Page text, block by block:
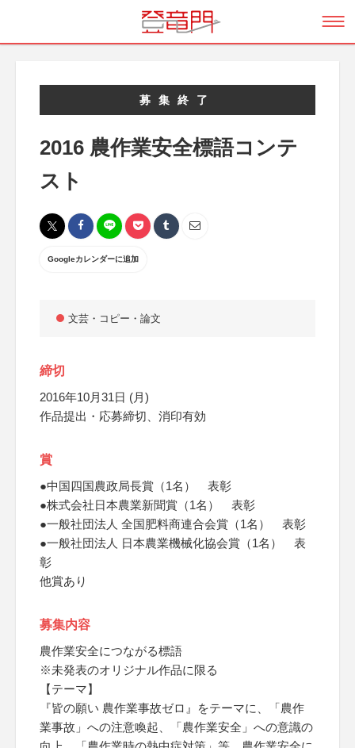
募集終了
2016 農作業安全標語コンテ
スト
Googleカレンダーに追加
文芸・コピー・論文
締切
2016年10月31日 (月)
作品提出・応募締切、消印有効
賞
●中国四国農政局長賞（1名） 表彰
●株式会社日本農業新聞賞（1名） 表彰
●一般社団法人 全国肥料商連合会賞（1名） 表彰
●一般社団法人 日本農業機械化協会賞（1名） 表
彰
他賞あり
募集内容
農作業安全につながる標語
※未発表のオリジナル作品に限る
【テーマ】
『皆の願い 農作業事故ゼロ』をテーマに、「農作
業事故」への注意喚起、「農作業安全」への意識の